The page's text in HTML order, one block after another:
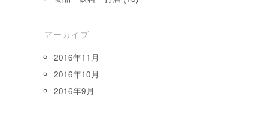
アーカイブ
2016年11月
2016年10月
2016年9月